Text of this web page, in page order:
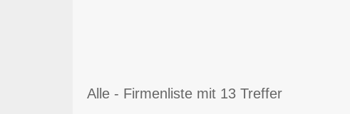
Alle - Firmenliste mit 13 Treffer